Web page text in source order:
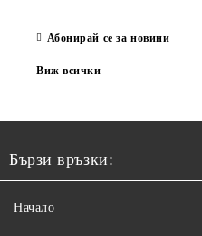
Абонирай се за новини
Виж всички
Бързи връзки:
Начало